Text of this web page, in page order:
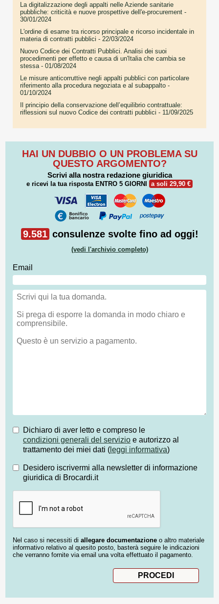
La digitalizzazione degli appalti nelle Aziende sanitarie
pubbliche: criticità e nuove prospettive dell'e-procurement -
30/01/2024
L'ordine di esame tra ricorso principale e ricorso incidentale in
materia di contratti pubblici - 22/03/2024
Nuovo Codice dei Contratti Pubblici. Analisi dei suoi
procedimenti per effetto e causa di un'Italia che cambia se
stessa - 01/08/2024
Le misure anticorruttive negli appalti pubblici con particolare
riferimento alla procedura negoziata e al subappalto -
01/10/2024
Il principio della conservazione dell’equilibrio contrattuale:
riflessioni sul nuovo Codice dei contratti pubblici - 11/09/2025
HAI UN DUBBIO O UN PROBLEMA SU
QUESTO ARGOMENTO?
Scrivi alla nostra redazione giuridica
e ricevi la tua risposta ENTRO 5 GIORNI a soli 29,90 €
9.581 consulenze svolte fino ad oggi!
(vedi l'archivio completo)
Email
Dichiaro di aver letto e compreso le
condizioni generali del servizio e autorizzo al
trattamento dei miei dati ( leggi informativa)
Desidero iscrivermi alla newsletter di informazione
giuridica di Brocardi.it
Nel caso si necessiti di allegare documentazione o altro materiale
informativo relativo al quesito posto, basterà seguire le indicazioni
che verranno fornite via email una volta effettuato il pagamento.